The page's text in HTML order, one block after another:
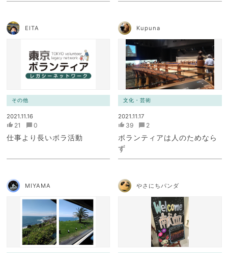
EITA
その他
2021.11.16
21 0
仕事より長いボラ活動
Kupuna
文化・芸術
2021.11.17
39 2
ボランティアは人のためなら
ず
MIYAMA やさにちパンダ